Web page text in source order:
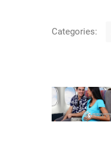
Categories:
g
o
r
N
a
v